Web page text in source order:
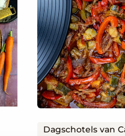
Dagschotels van
meer
over
Courgette-
tajine
met
dadels
en
abrikozen